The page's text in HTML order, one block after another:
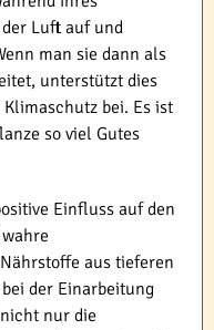
Luft auf und
man sie dann als
unterstützt dies
bei. Es ist
so viel Gutes
Einfluss auf den
aus tieferen
der Einarbeitung
nur die